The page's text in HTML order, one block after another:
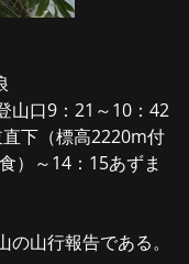
山口9：21～10：42
下（標高2220m付
）～14：15あずま
山行報告である。